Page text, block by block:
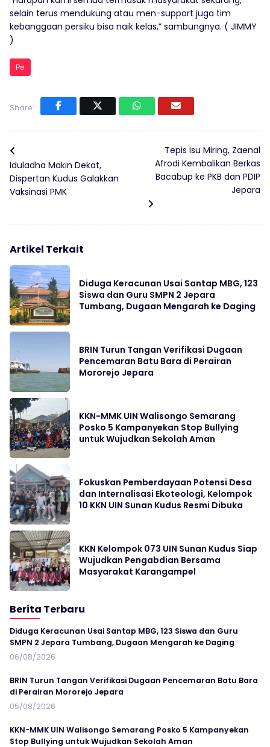
selain terus mendukung atau men-support juga tim
kebanggaan persiku bisa naik kelas,” sambungnya. ( JIMMY
)
Pe
Share:
Iduladha Makin Dekat,
Dispertan Kudus Galakkan
Vaksinasi PMK
Tepis Isu Miring, Zaenal
Afrodi Kembalikan Berkas
Bacabup ke PKB dan PDIP
Jepara
Artikel Terkait
Diduga Keracunan Usai Santap MBG, 123
Siswa dan Guru SMPN 2 Jepara
Tumbang, Dugaan Mengarah ke Daging
BRIN Turun Tangan Verifikasi Dugaan
Pencemaran Batu Bara di Perairan
Mororejo Jepara
KKN-MMK UIN Walisongo Semarang
Posko 5 Kampanyekan Stop Bullying
untuk Wujudkan Sekolah Aman
Fokuskan Pemberdayaan Potensi Desa
dan Internalisasi Ekoteologi, Kelompok
10 KKN UIN Sunan Kudus Resmi Dibuka
KKN Kelompok 073 UIN Sunan Kudus Siap
Wujudkan Pengabdian Bersama
Masyarakat Karangampel
Berita Terbaru
Diduga Keracunan Usai Santap MBG, 123 Siswa dan Guru
SMPN 2 Jepara Tumbang, Dugaan Mengarah ke Daging
06/08/2026
BRIN Turun Tangan Verifikasi Dugaan Pencemaran Batu Bara
di Perairan Mororejo Jepara
05/08/2026
KKN-MMK UIN Walisongo Semarang Posko 5 Kampanyekan
Stop Bullying untuk Wujudkan Sekolah Aman